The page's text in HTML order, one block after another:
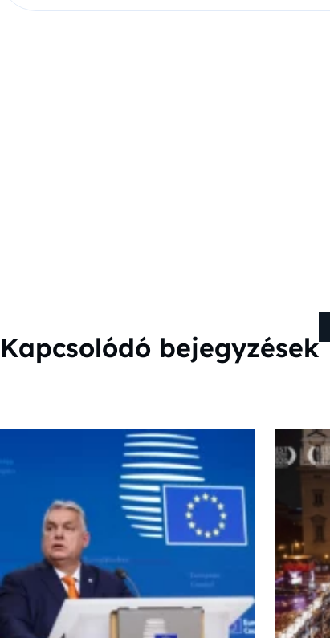
Kapcsolódó bejegyzések